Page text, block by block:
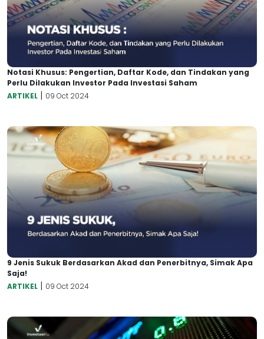
Notasi Khusus: Pengertian, Daftar Kode, dan Tindakan yang
Perlu Dilakukan Investor Pada Investasi Saham
ARTIKEL | 09 Oct 2024
9 Jenis Sukuk Berdasarkan Akad dan Penerbitnya, Simak Apa
Saja!
ARTIKEL | 09 Oct 2024